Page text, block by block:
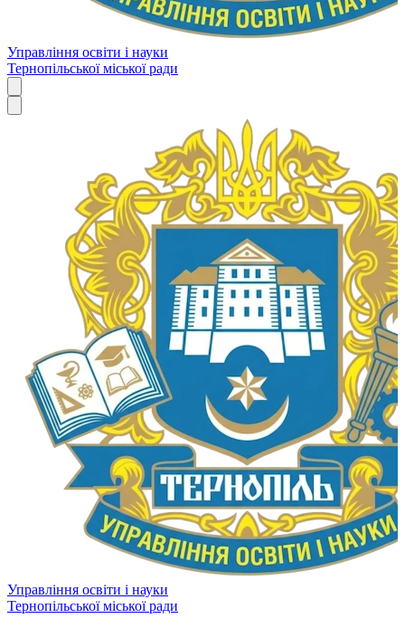
Управління освіти і науки
Тернопільської міської ради
Управління освіти і науки
Тернопільської міської ради